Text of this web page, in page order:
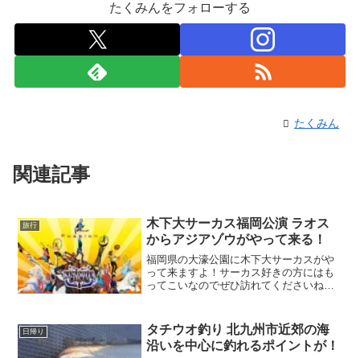
たくみんをフォローする
たくみん
関連記事
旅行
木下大サーカス福岡公演 ラオス
からアジアゾウがやって来る！
福岡県の大濠公園に木下大サーカスがや
って来ますよ！サーカス好きの方にはも
ってこいなのでぜひ訪れてくださいね！
ててみてはいかがですか。パフォーマン
スが観れるから喜んでくれます。
日帰り
タチウオ釣り 北九州市近郊の海
沿いを中心に釣れるポイントが！